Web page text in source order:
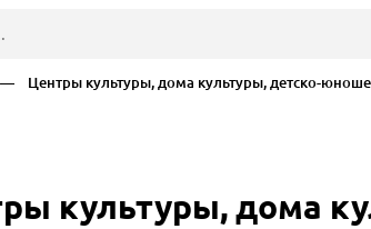
— Центры культуры, дома культуры, детско-
культуры, дома